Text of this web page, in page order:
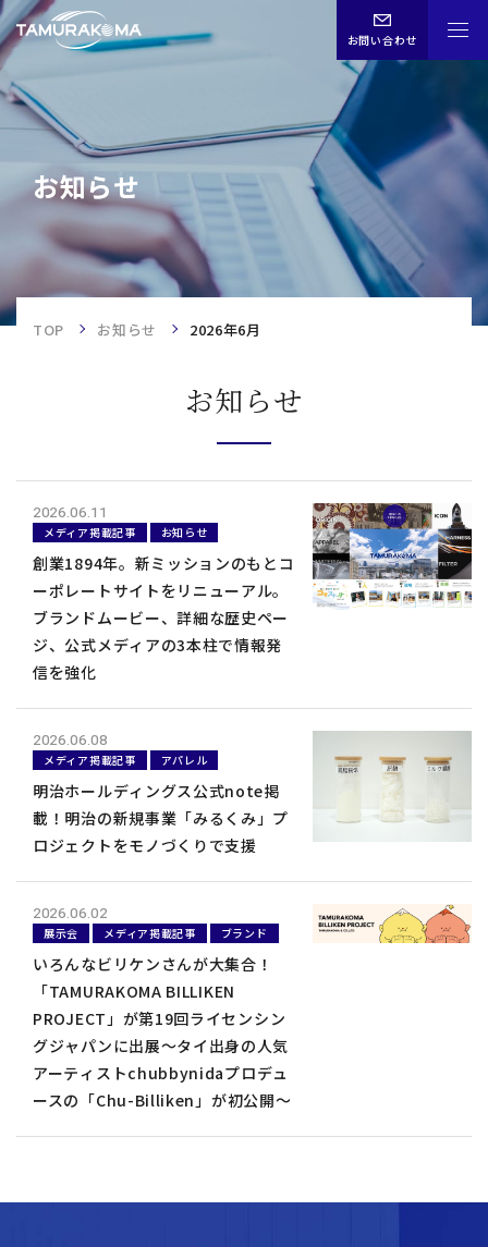
お問い合わせ
CHN ENG
TOP
歴史
グローバル拠点
サスティナビリティ
よくあるご質問
お問い合わせ
お知らせ
お知らせ
TOP お知らせ 2026年6月
お知らせ
2026.06.11
メディア掲載記事 お知らせ
創業1894年。新ミッションのもとコ
ーポレートサイトをリニューアル。
ブランドムービー、詳細な歴史ペー
ジ、公式メディアの3本柱で情報発
信を強化
2026.06.08
メディア掲載記事 アパレル
明治ホールディングス公式note掲
載！明治の新規事業「みるくみ」プ
ロジェクトをモノづくりで支援
2026.06.02
展示会 メディア掲載記事 ブランド
いろんなビリケンさんが大集合！
「TAMURAKOMA BILLIKEN
PROJECT」が第19回ライセンシン
グジャパンに出展～タイ出身の人気
アーティストchubbynidaプロデュ
ースの「Chu-Billiken」が初公開～